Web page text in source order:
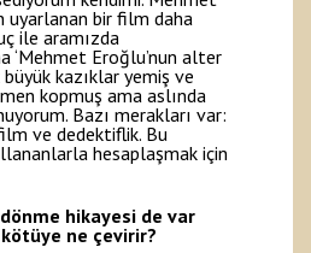
uyarlanan bir film daha
ile aramızda
‘Mehmet Eroğlu’nun alter
büyük kazıklar yemiş ve
kopmuş ama aslında
Bazı merakları var:
ve dedektiflik. Bu
hesaplaşmak için
hikayesi de var
ne çevirir?